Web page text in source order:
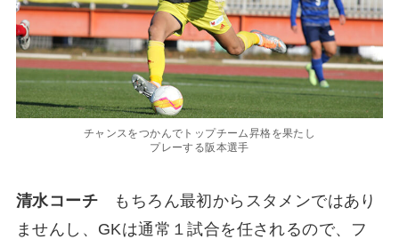
チャンスをつかんでトップチーム昇格を果たし
プレーする阪本選手
清水コーチもちろん最初からスタメンではあり
ませんし、GKは通常１試合を任されるので、フ